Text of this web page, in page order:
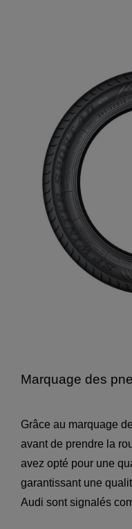
Marquage des
Grâce au marquage
avant de prendre la
avez opté pour une
garantissant une
Audi sont signalés